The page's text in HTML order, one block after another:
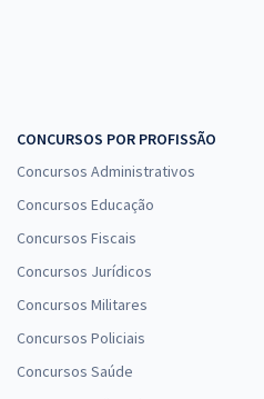
CONCURSOS POR PROFISSÃO
Concursos Administrativos
Concursos Educação
Concursos Fiscais
Concursos Jurídicos
Concursos Militares
Concursos Policiais
Concursos Saúde